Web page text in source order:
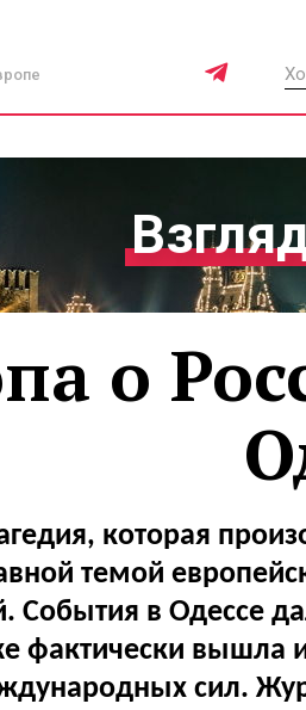
о
которая
темой
События в Одессе
фактически вышла
сил.